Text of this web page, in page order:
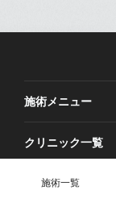
施術一覧
施術メニュー
亀頭増大
長茎術
クリニック一覧
FINクリニック
FINクリニック